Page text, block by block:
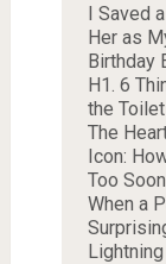
I Saved
Her as
Birthday
H1. 6
the Toilet
The
Icon:
Too
When a